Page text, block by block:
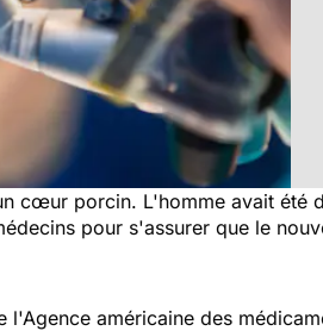
cœur porcin. L'homme avait été
pour s'assurer que le
l'Agence américaine des